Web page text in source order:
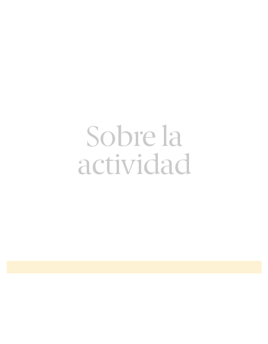
Sobre la
actividad